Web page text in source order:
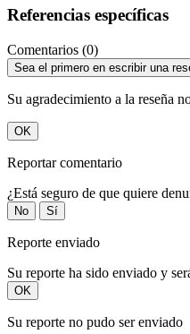
Referencias específicas
Comentarios (0)
Sea el primero en escribir una
Su agradecimiento a la reseña
OK
Reportar comentario
¿Está seguro de que quiere
No Sí
Reporte enviado
Su reporte ha sido enviado y
OK
Su reporte no pudo ser enviado